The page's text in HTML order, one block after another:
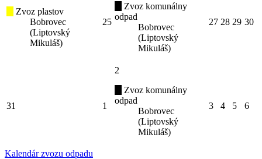
Zvoz plastov
Bobrovec
(Liptovský
Mikuláš)
25
Zvoz komunálny
odpad
Bobrovec
(Liptovský
Mikuláš)
27 28 29 30
31 1
2
Zvoz komunálny
odpad
Bobrovec
(Liptovský
Mikuláš)
3 4 5 6
Kalendár zvozu odpadu